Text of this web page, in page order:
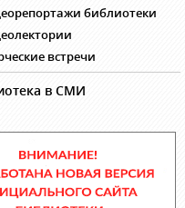
библиотеки
встречи
в СМИ